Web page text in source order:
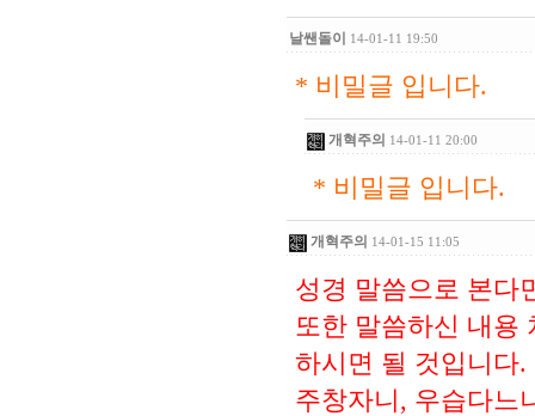
날쌘돌이 14-01-11 19:50
* 비밀글 입니다.
개혁주의 14-01-11 20:00
* 비밀글 입니다.
개혁주의 14-01-15 11:05
성경 말씀으로 본다
또한 말씀하신 내용
하시면 될 것입니다.
주창자니, 우습다느